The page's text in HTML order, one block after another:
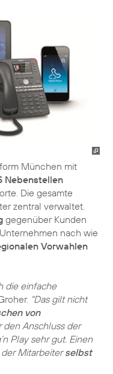
München mit
Nebenstellen
Die gesamte
zentral verwaltet.
gegenüber Kunden
nach wie
Vorwahlen
die einfache
"Das gilt nicht
von
den Anschluss der
Play sehr gut. Einen
Mitarbeiterselbst